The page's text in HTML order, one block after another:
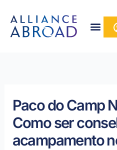
conteúdo
para
Paco do Camp
Como ser
acampamento